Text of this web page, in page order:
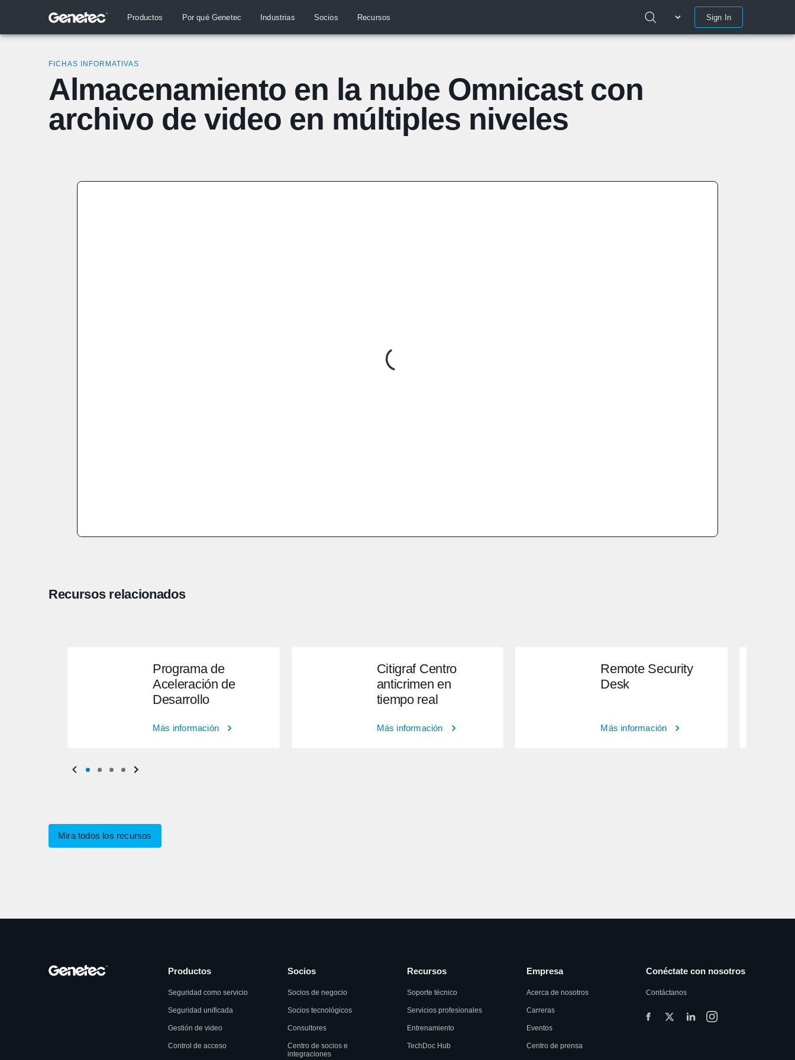
Productos Por qué Genetec Industrias Socios Recursos Sign In
FICHAS INFORMATIVAS
Almacenamiento en la nube Omnicast con
archivo de video en múltiples niveles
Recursos relacionados
Programa de
Aceleración de
Desarrollo
Más información
Citigraf Centro
anticrimen en
tiempo real
Más información
Remote Security
Desk
Más información
Mira todos los recursos
Productos
Seguridad como servicio
Seguridad unificada
Gestión de video
Control de acceso
Socios
Socios de negocio
Socios tecnológicos
Consultores
Centro de socios e
integraciones
Recursos
Soporte técnico
Servicios profesionales
Entrenamiento
TechDoc Hub
Empresa
Acerca de nosotros
Carreras
Eventos
Centro de prensa
Conéctate con nosotros
Contáctanos